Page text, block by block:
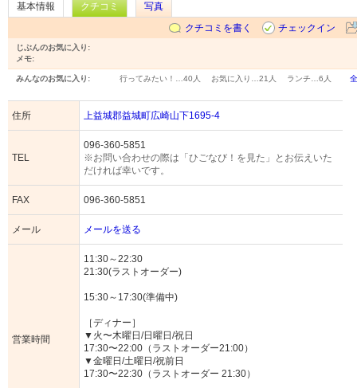
基本情報 クチコミ
写真
クチコミを書く
チェックイン
じぶんのお気に入り:
メモ:
みんなのお気に入り: 行ってみたい！… 40人 お気に入り… 21人 ランチ… 6人
住所 上益城郡益城町広崎山下1695-4
TEL
096-360-5851
※お問い合わせの際は「ひごなび！を見た」とお伝えいた
だければ幸いです。
FAX 096-360-5851
メール メールを送る
営業時間
11:30～22:30
21:30(ラストオーダー)
15:30～17:30(準備中)
［ディナー］
▼火〜木曜日/日曜日/祝日
17:30〜22:00（ラストオーダー21:00）
▼金曜日/土曜日/祝前日
17:30〜22:30（ラストオーダー 21:30）